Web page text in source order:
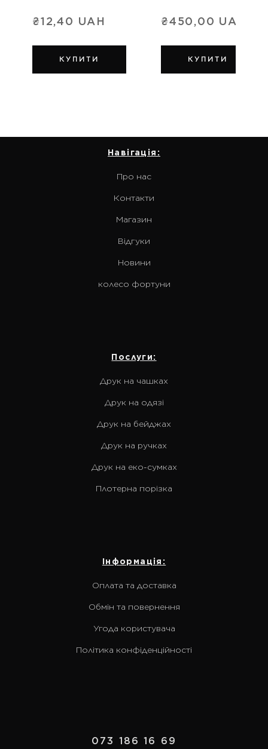
₴12,40 UAH
КУПИТИ
₴450,00 UAH
КУПИТИ
Навігація:
Про нас
Контакти
Магазин
Відгуки
Новини
колесо фортуни
Послуги:
Друк на чашках
Друк на одязі
Друк на бейджах
Друк на ручках
Друк на еко-сумках
Плотерна порізка
Інформація:
Оплата та доставка
Обмін та повернення
Угода користувача
Політика конфіденційності
073 186 16 69